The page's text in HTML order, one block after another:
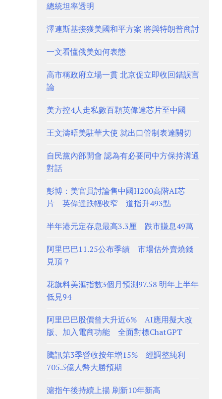
總統坦率透明
澤連斯基接獲美國和平方案 將與特朗普商討
一文看懂俄美如何表態
高市稱政府立場一貫 北京促立即收回錯誤言
論
美方控4人走私數百顆英偉達芯片至中國
王文濤晤美駐華大使 就出口管制表達關切
自民黨內部開會 認為有必要同中方保持溝通
對話
彭博：美官員討論售中國H200高階AI芯
片 英偉達跌幅收窄 道指升493點
半年港元定存息最高3.3厘 跌市賺息49萬
阿里巴巴11.25公布季績 市場估外賣燒錢
見頂？
花旗料美滙指數3個月預測97.58 明年上半年
低見94
阿里巴巴股價曾大升近6% AI應用擬大改
版、加入電商功能 全面對標ChatGPT
騰訊第3季營收按年增15% 經調整純利
705.5億人幣大勝預期
滬指午後持續上揚 刷新10年新高